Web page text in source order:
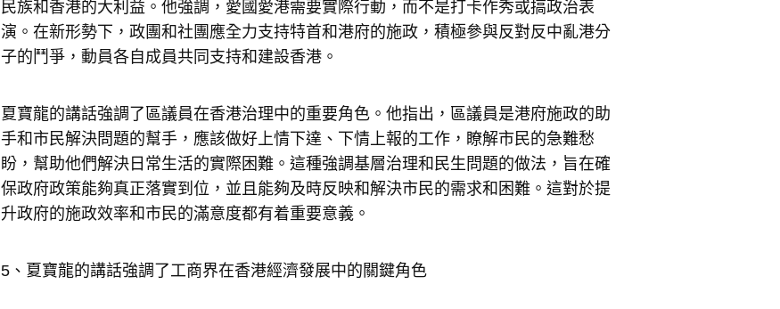
民族和香港的大利益。他強調，愛國愛港需要實際行動，而不是打卡作秀或搞政治表
演。在新形勢下，政團和社團應全力支持特首和港府的施政，積極參與反對反中亂港分
子的鬥爭，動員各自成員共同支持和建設香港。
夏寶龍的講話強調了區議員在香港治理中的重要角色。他指出，區議員是港府施政的助
手和市民解決問題的幫手，應該做好上情下達、下情上報的工作，瞭解市民的急難愁
盼，幫助他們解決日常生活的實際困難。這種強調基層治理和民生問題的做法，旨在確
保政府政策能夠真正落實到位，並且能夠及時反映和解決市民的需求和困難。這對於提
升政府的施政效率和市民的滿意度都有着重要意義。
5、夏寶龍的講話強調了工商界在香港經濟發展中的關鍵角色